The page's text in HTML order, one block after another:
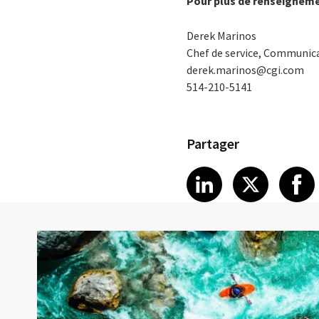
Derek Marinos
Chef de service,
derek.marinos@cgi.com
514-210-5141
Partager
Share article
LinkedIn
Share
X